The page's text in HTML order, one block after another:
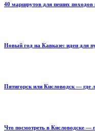
40 маршрутов для пеших походов
Новый год на Кавказе: идеи для
Пятигорск или Кисловодск — где
Что посмотреть в Кисловодске —